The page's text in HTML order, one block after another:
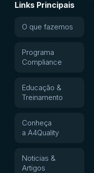
Links Principais
O que fazemos
Programa
Compliance
Educação &
Treinamento
Conheça
a A4Quality
Noticias &
Artigos